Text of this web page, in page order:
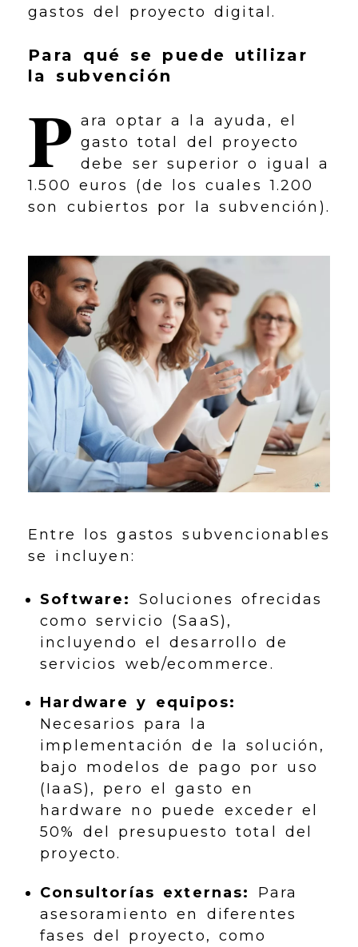
gastos del proyecto digital.
Para qué se puede utilizar
la subvención
P ara optar a la ayuda, el
gasto total del proyecto
debe ser superior o igual a
1.500 euros (de los cuales 1.200
son cubiertos por la subvención).
Entre los gastos subvencionables
se incluyen:
Software:
Soluciones ofrecidas
como servicio (SaaS),
incluyendo el desarrollo de
servicios web/ecommerce.
Hardware y equipos:
Necesarios para la
implementación de la solución,
bajo modelos de pago por uso
(IaaS), pero el gasto en
hardware no puede exceder el
50% del presupuesto total del
proyecto.
Consultorías externas:
Para
asesoramiento en diferentes
fases del proyecto, como